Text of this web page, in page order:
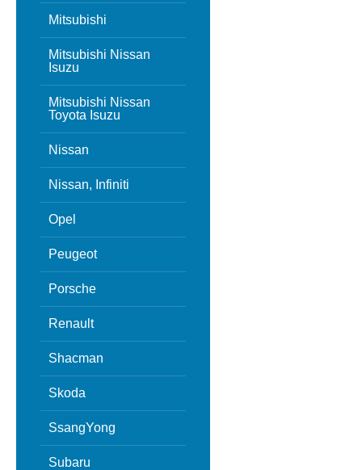
Mitsubishi
Mitsubishi Nissan
Isuzu
Mitsubishi Nissan
Toyota Isuzu
Nissan
Nissan, Infiniti
Opel
Peugeot
Porsche
Renault
Shacman
Skoda
SsangYong
Subaru